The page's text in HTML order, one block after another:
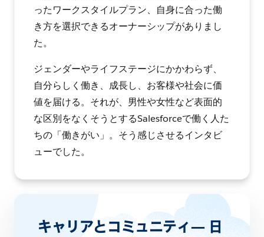
ったワークスタイルプラン、自身に合った働
き方を選択できるオーナーシップがありまし
た。
ジェンダーやライフステージにかかわらず、
自分らしく働き、成長し、お客様や社会に価
値を届ける。それが、男性や女性など表面的
な区別をなくそうとするSalesforceで働く人た
ちの「働きがい」。そう感じさせるインタビ
ューでした。
キャリアとコミュニティ— 日